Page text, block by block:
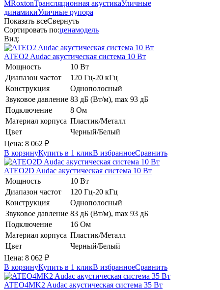
MRoxtonТрансляционная акустикаУличные
динамикиУличные рупора
Показать всеСвернуть
Сортировать по:ценамодель
Вид:
ATEO2 Audac акустическая система 10 Вт
Мощность
10 Вт
Диапазон частот
120 Гц-20 кГц
Конструкция
Однополосный
Звуковое давление 83 дБ (Вт/м), max 93 дБ
Подключение
8 Ом
Материал корпуса Пластик/Металл
Цвет
Черный/Белый
Цена: 8 062 ₽
В корзинуКупить в 1 кликВ избранноеСравнить
ATEO2D Audac акустическая система 10 Вт
Мощность
10 Вт
Диапазон частот
120 Гц-20 кГц
Конструкция
Однополосный
Звуковое давление 83 дБ (Вт/м), max 93 дБ
Подключение
16 Ом
Материал корпуса Пластик/Металл
Цвет
Черный/Белый
Цена: 8 062 ₽
В корзинуКупить в 1 кликВ избранноеСравнить
ATEO4MK2 Audac акустическая система 35 Вт